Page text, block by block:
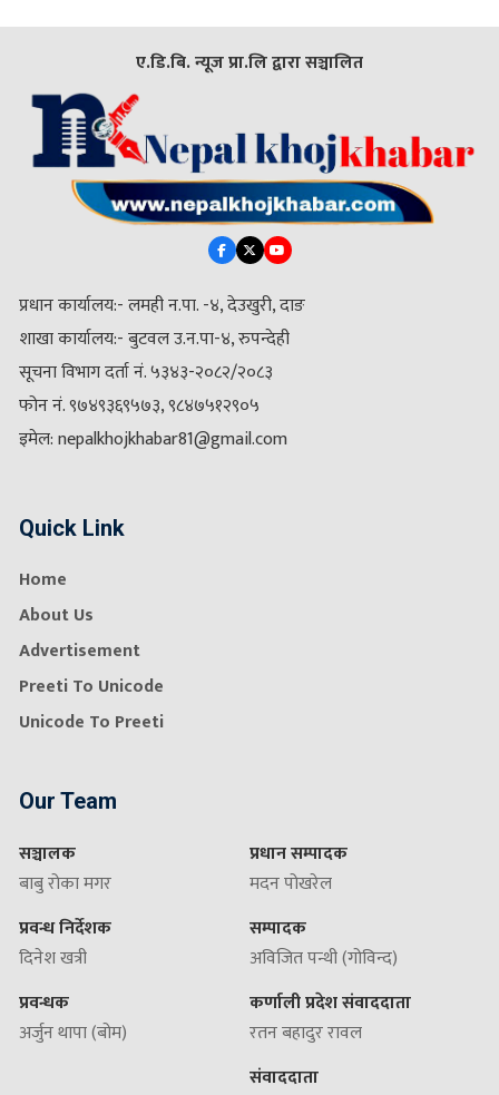
ए.डि.बि. न्यूज प्रा.लि द्वारा सञ्चालित
प्रधान कार्यालय:- लमही न.पा. -४, देउखुरी, दाङ
शाखा कार्यालय:- बुटवल उ.न.पा-४, रुपन्देही
सूचना विभाग दर्ता नं. ५३४३-२०८२/२०८३
फोन नं. ९७४९३६९५७३, ९८४७५१२९०५
इमेल: nepalkhojkhabar81@gmail.com
Quick Link
Home
About Us
Advertisement
Preeti To Unicode
Unicode To Preeti
Our Team
सञ्चालक
बाबु रोका मगर
प्रवन्ध निर्देशक
दिनेश खत्री
प्रवन्धक
अर्जुन थापा (बोम)
प्रधान सम्पादक
मदन पोखरेल
सम्पादक
अविजित पन्थी (गोविन्द)
कर्णाली प्रदेश संवाददाता
रतन बहादुर रावल
संवाददाता